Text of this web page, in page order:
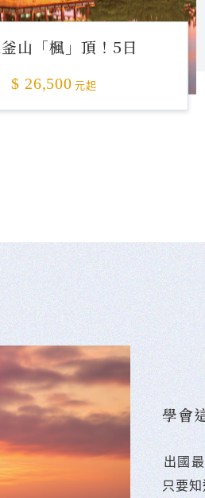
山「楓」頂！5日
$ 26,500 元起
學會
出國
只要